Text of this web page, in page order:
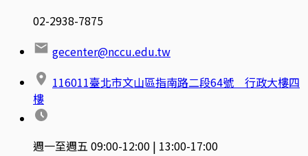
02-2938-7875
gecenter@nccu.edu.tw
116011臺北市文山區指南路二段64號 行政大樓四
樓
週一至週五 09:00-12:00 | 13:00-17:00